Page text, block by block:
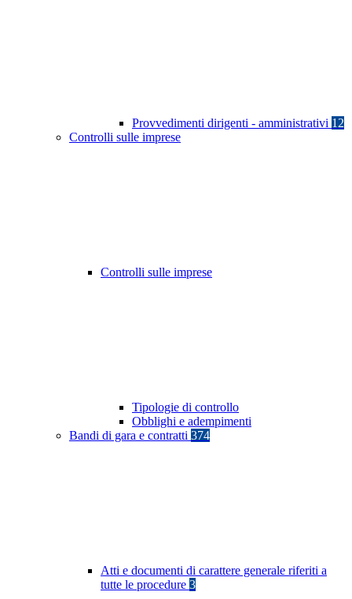
Provvedimenti dirigenti - amministrativi 12
Controlli sulle imprese
Controlli sulle imprese
Tipologie di controllo
Obblighi e adempimenti
Bandi di gara e contratti 374
Atti e documenti di carattere generale riferiti a
tutte le procedure 3